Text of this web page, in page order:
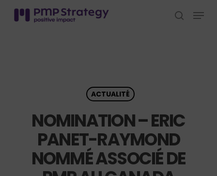
search
Menu
ACTUALITÉ
NOMINATION – ERIC
PANET-RAYMOND
NOMMÉ ASSOCIÉ DE